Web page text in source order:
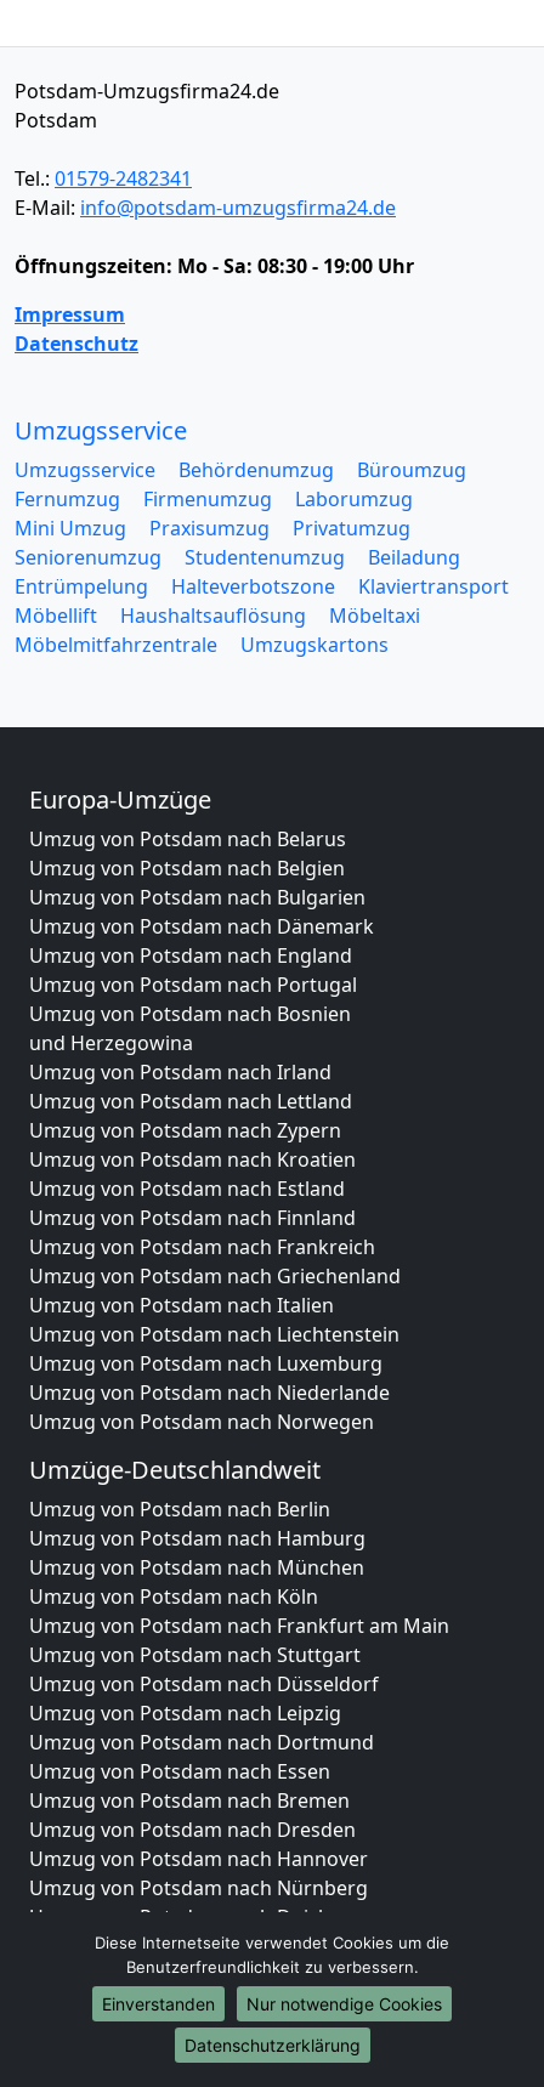
Potsdam-Umzugsfirma24.de
Potsdam
Tel.: 01579-2482341
E-Mail: info@potsdam-umzugsfirma24.de
Öffnungszeiten: Mo - Sa: 08:30 - 19:00 Uhr
Impressum
Datenschutz
Umzugsservice
Umzugsservice Behördenumzug
Büroumzug
Fernumzug
Firmenumzug
Laborumzug
Mini Umzug
Praxisumzug
Privatumzug
Seniorenumzug
Studentenumzug
Beiladung
Entrümpelung
Halteverbotszone
Klaviertransport
Möbellift
Haushaltsauflösung
Möbeltaxi
Möbelmitfahrzentrale
Umzugskartons
Europa-Umzüge
Umzug von Potsdam nach Belarus
Umzug von Potsdam nach Belgien
Umzug von Potsdam nach Bulgarien
Umzug von Potsdam nach Dänemark
Umzug von Potsdam nach England
Umzug von Potsdam nach Portugal
Umzug von Potsdam nach Bosnien
und Herzegowina
Umzug von Potsdam nach Irland
Umzug von Potsdam nach Lettland
Umzug von Potsdam nach Zypern
Umzug von Potsdam nach Kroatien
Umzug von Potsdam nach Estland
Umzug von Potsdam nach Finnland
Umzug von Potsdam nach Frankreich
Umzug von Potsdam nach Griechenland
Umzug von Potsdam nach Italien
Umzug von Potsdam nach Liechtenstein
Umzug von Potsdam nach Luxemburg
Umzug von Potsdam nach Niederlande
Umzug von Potsdam nach Norwegen
Umzüge-Deutschlandweit
Umzug von Potsdam nach Berlin
Umzug von Potsdam nach Hamburg
Umzug von Potsdam nach München
Umzug von Potsdam nach Köln
Umzug von Potsdam nach Frankfurt am Main
Umzug von Potsdam nach Stuttgart
Umzug von Potsdam nach Düsseldorf
Umzug von Potsdam nach Leipzig
Umzug von Potsdam nach Dortmund
Umzug von Potsdam nach Essen
Umzug von Potsdam nach Bremen
Umzug von Potsdam nach Dresden
Umzug von Potsdam nach Hannover
Umzug von Potsdam nach Nürnberg
Umzug von Potsdam nach Duisburg
Umzug von Potsdam nach Bochum
Umzug von Potsdam nach Wuppertal
Umzug von Potsdam nach Bielefeld
Umzug von Potsdam nach Bonn
Umzug von Potsdam nach Münster
Diese Internetseite verwendet Cookies um die
Benutzerfreundlichkeit zu verbessern.
Einverstanden
Nur notwendige Cookies
Datenschutzerklärung